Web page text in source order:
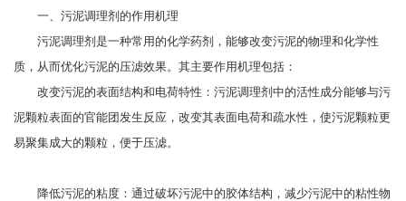
一、污泥调理剂的作用机理
污泥调理剂是一种常用的化学药剂，能够改变污泥的物理和化学性
质，从而优化污泥的压滤效果。其主要作用机理包括：
改变污泥的表面结构和电荷特性：污泥调理剂中的活性成分能够与污
泥颗粒表面的官能团发生反应，改变其表面电荷和疏水性，使污泥颗粒更
易聚集成大的颗粒，便于压滤。
降低污泥的粘度：通过破坏污泥中的胶体结构，减少污泥中的粘性物